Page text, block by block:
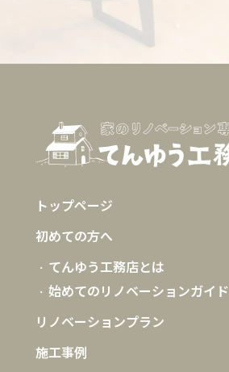
トップページ
初めての方へ
てんゆう工務店とは
始めてのリノベーションガイド
リノベーションプラン
施工事例